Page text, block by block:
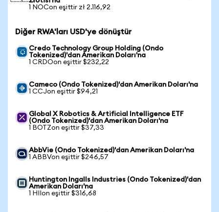
1 NOCon eşittir zł 2.116,92
Diğer RWA'ları USD'ye dönüştür
Credo Technology Group Holding (Ondo
Tokenized)'dan Amerikan Doları'na
1 CRDOon eşittir $232,22
Cameco (Ondo Tokenized)'dan Amerikan Doları'na
1 CCJon eşittir $94,21
Global X Robotics & Artificial Intelligence ETF
(Ondo Tokenized)'dan Amerikan Doları'na
1 BOTZon eşittir $37,33
AbbVie (Ondo Tokenized)'dan Amerikan Doları'na
1 ABBVon eşittir $246,57
Huntington Ingalls Industries (Ondo Tokenized)'dan
Amerikan Doları'na
1 HIIon eşittir $316,68